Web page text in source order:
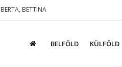
BETTINA
BELFÖLD KÜLFÖLD